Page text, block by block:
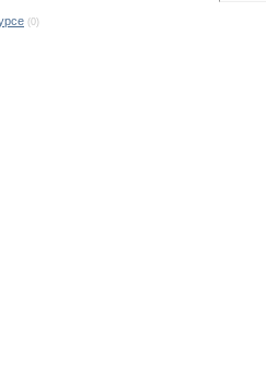
(0)